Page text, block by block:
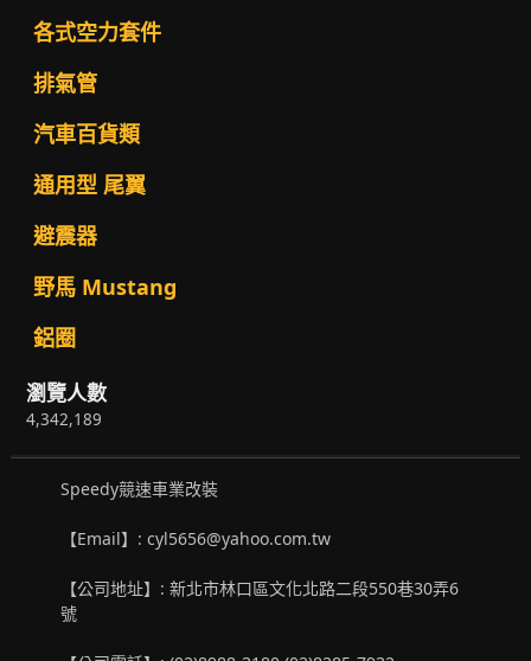
各式空力套件
排氣管
汽車百貨類
通用型 尾翼
避震器
野馬 Mustang
鋁圈
瀏覽人數
4,342,189
Speedy競速車業改裝
【Email】: cyl5656@yahoo.com.tw
【公司地址】: 新北市林口區文化北路二段550巷30弄6
號